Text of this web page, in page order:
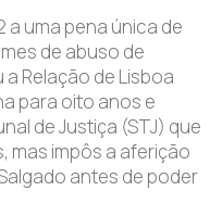
uma pena única de
de abuso de
Relação de Lisboa
para oito anos e
de Justiça (STJ) que
mas impôs a aferição
antes de poder